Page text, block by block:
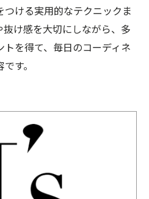
ける実用的なテクニックま
け感を大切にしながら、多
を得て、毎日のコーディネ
す。